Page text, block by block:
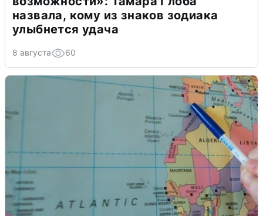
назвала, кому из знаков зодиака
улыбнется удача
8 августа 60